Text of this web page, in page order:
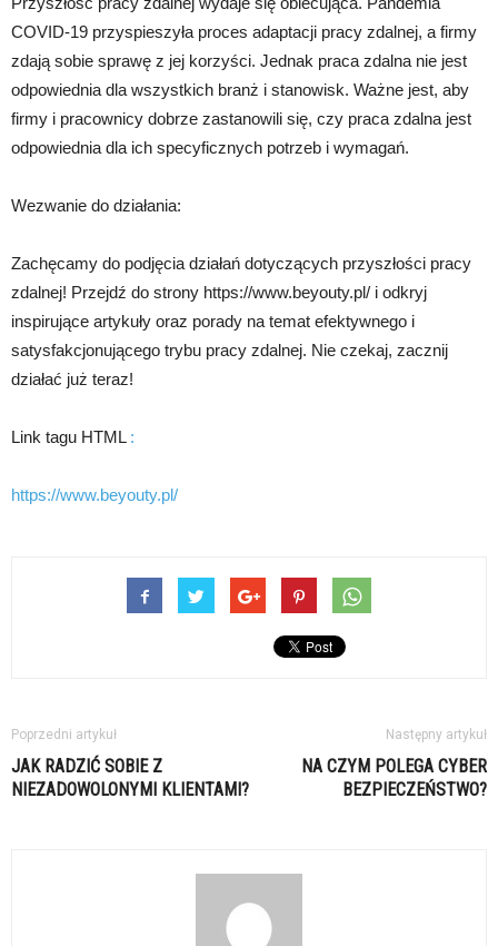
COVID-19 przyspieszyła proces adaptacji pracy zdalnej, a firmy
zdają sobie sprawę z jej korzyści. Jednak praca zdalna nie jest
odpowiednia dla wszystkich branż i stanowisk. Ważne jest, aby
firmy i pracownicy dobrze zastanowili się, czy praca zdalna jest
odpowiednia dla ich specyficznych potrzeb i wymagań.
Wezwanie do działania:
Zachęcamy do podjęcia działań dotyczących przyszłości pracy
zdalnej! Przejdź do strony https://www.beyouty.pl/ i odkryj
inspirujące artykuły oraz porady na temat efektywnego i
satysfakcjonującego trybu pracy zdalnej. Nie czekaj, zacznij
działać już teraz!
Link tagu HTML :
https://www.beyouty.pl/
Poprzedni artykuł
JAK RADZIĆ SOBIE Z
NIEZADOWOLONYMI KLIENTAMI?
Następny artykuł
NA CZYM POLEGA CYBER
BEZPIECZEŃSTWO?